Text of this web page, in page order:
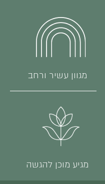
מגוון עשיר ורחב
מגיע מוכן להגשה